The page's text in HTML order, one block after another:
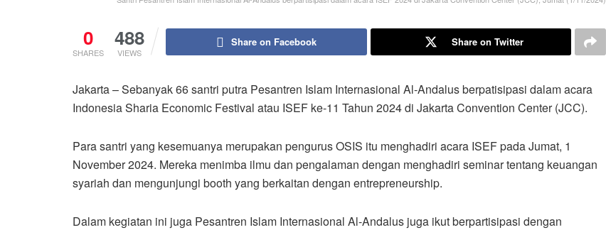
0
SHARES
488
VIEWS
Share on Facebook Share on Twitter
Jakarta – Sebanyak 66 santri putra Pesantren Islam Internasional Al-Andalus berpatisipasi dalam acara
Indonesia Sharia Economic Festival atau ISEF ke-11 Tahun 2024 di Jakarta Convention Center (JCC).
Para santri yang kesemuanya merupakan pengurus OSIS itu menghadiri acara ISEF pada Jumat, 1
November 2024. Mereka menimba ilmu dan pengalaman dengan menghadiri seminar tentang keuangan
syariah dan mengunjungi booth yang berkaitan dengan entrepreneurship.
Dalam kegiatan ini juga Pesantren Islam Internasional Al-Andalus juga ikut berpartisipasi dengan